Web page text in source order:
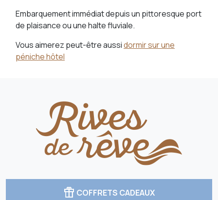
Embarquement immédiat depuis un pittoresque port
de plaisance ou une halte fluviale.
Vous aimerez peut-être aussidormir sur une
péniche hôtel
featured_seasonal_and_gifts COFFRETS CADEAUX